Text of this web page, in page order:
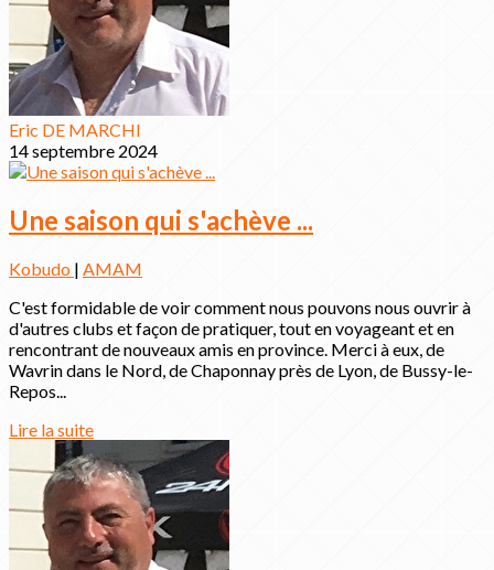
Eric DE MARCHI
14 septembre 2024
Une saison qui s'achève ...
Kobudo | AMAM
C'est formidable de voir comment nous pouvons nous ouvrir à
d'autres clubs et façon de pratiquer, tout en voyageant et en
rencontrant de nouveaux amis en province. Merci à eux, de
Wavrin dans le Nord, de Chaponnay près de Lyon, de Bussy-le-
Repos...
Lire la suite